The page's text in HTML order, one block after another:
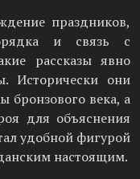
праздников,
и связь с
рассказы явно
Исторически они
бронзового века, а
для объяснения
удобной фигурой
настоящим.